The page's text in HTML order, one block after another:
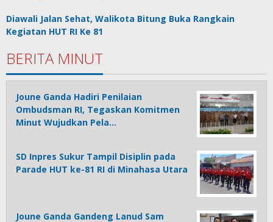
Diawali Jalan Sehat, Walikota Bitung Buka Rangkain
Kegiatan HUT RI Ke 81
BERITA MINUT
Joune Ganda Hadiri Penilaian
Ombudsman RI, Tegaskan Komitmen
Minut Wujudkan Pela…
SD Inpres Sukur Tampil Disiplin pada
Parade HUT ke-81 RI di Minahasa Utara
Joune Ganda Gandeng Lanud Sam